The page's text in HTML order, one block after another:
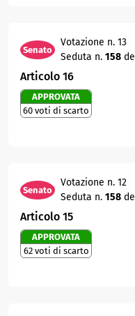
Senato
Votazione n. 13
Seduta n. 158
Articolo 16
APPROVATA
60 voti di scarto
Senato
Votazione n. 12
Seduta n. 158
Articolo 15
APPROVATA
62 voti di scarto